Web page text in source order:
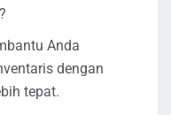
Anda
dengan
tepat.